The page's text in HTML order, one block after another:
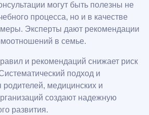
могут быть полезны не
процесса, но и в качестве
Эксперты дают рекомендации
в семье.
и рекомендаций снижает риск
подход и
медицинских и
создают надежную
развития.